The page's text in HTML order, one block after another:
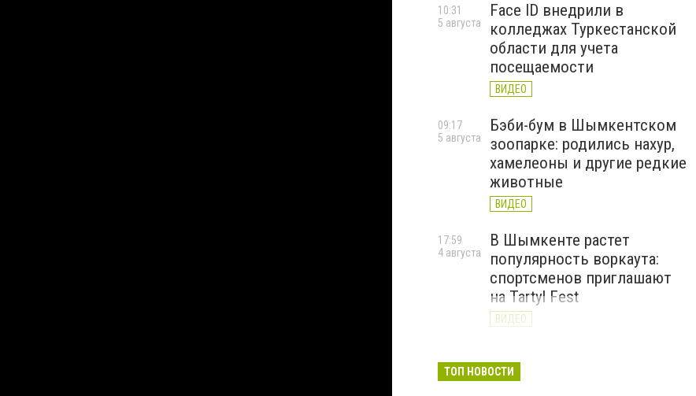
Face ID внедрили в
колледжах Туркестанской
области для учета
посещаемости
ВИДЕО
10:31
5 августа
Бэби-бум в Шымкентском
зоопарке: родились нахур,
хамелеоны и другие редкие
животные
ВИДЕО
09:17
5 августа
В Шымкенте растет
популярность воркаута:
спортсменов приглашают
на Tartyl Fest
ВИДЕО
17:59
4 августа
начала подготовку к
4 августа
ТОП НОВОСТИ